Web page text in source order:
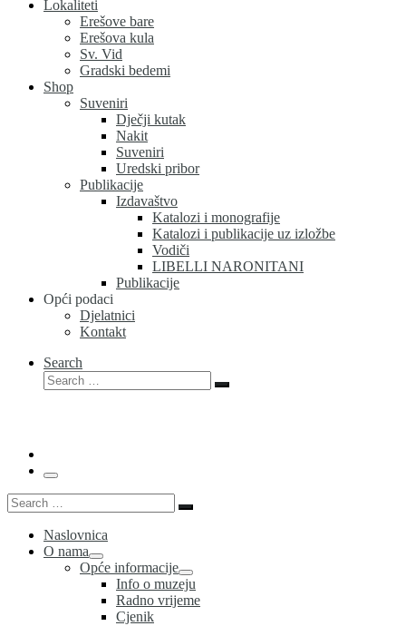
Lokaliteti
Erešove bare
Erešova kula
Sv. Vid
Gradski bedemi
Shop
Suveniri
Dječji kutak
Nakit
Suveniri
Uredski pribor
Publikacije
Izdavaštvo
Katalozi i monografije
Katalozi i publikacije uz izložbe
Vodiči
LIBELLI NARONITANI
Publikacije
Opći podaci
Djelatnici
Kontakt
Search
Search
Search
Menu
Search
Search
Naslovnica
O nama
Opće informacije
Info o muzeju
Radno vrijeme
Cjenik